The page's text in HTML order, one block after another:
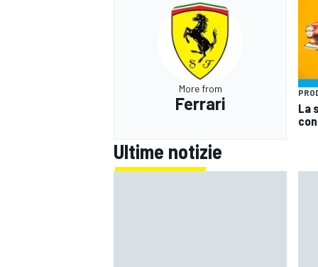
More from
Ferrari
La
Ultime notizie